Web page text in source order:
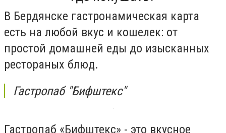
В Бердянске гастронамическая карта
есть на любой вкус и кошелек: от
простой домашней еды до изысканных
рестораных блюд.
Гастропаб "Бифштекс"
Гастропаб «Бифштекс» - это вкусное